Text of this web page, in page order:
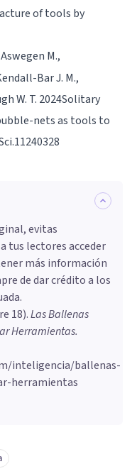
of tools by
M.,
Bar J. M.,
W. T. 2024Solitary
nets as tools to
evitas
tus lectores acceder
más información
de dar crédito a los
18).Las Ballenas
Herramientas.
inteligencia/ballenas-
herramientas